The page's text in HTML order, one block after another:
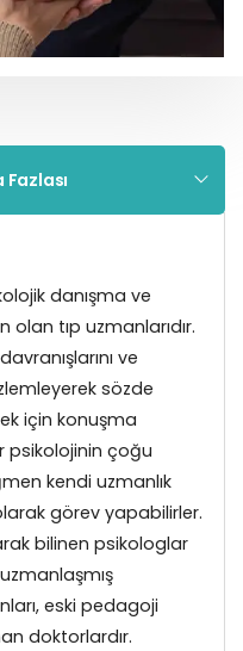
danışma ve
tıp uzmanlarıdır.
ve
sözde
için konuşma
psikolojinin çoğu
kendi uzmanlık
görev yapabilirler.
bilinen psikologlar
eski pedagoji
doktorlardır.